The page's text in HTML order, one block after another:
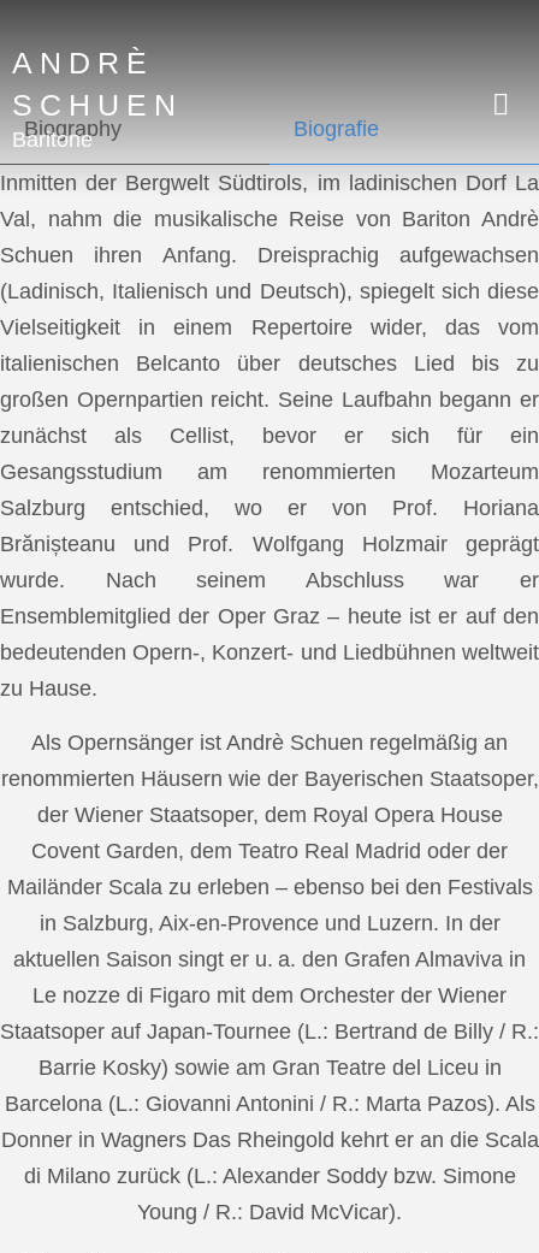
ANDRÈ
SCHUEN
Baritone
Biography Biografie
Inmitten der Bergwelt Südtirols, im ladinischen Dorf La
Val, nahm die musikalische Reise von Bariton Andrè
Schuen ihren Anfang. Dreisprachig aufgewachsen
(Ladinisch, Italienisch und Deutsch), spiegelt sich diese
Vielseitigkeit in einem Repertoire wider, das vom
italienischen Belcanto über deutsches Lied bis zu
großen Opernpartien reicht. Seine Laufbahn begann er
zunächst als Cellist, bevor er sich für ein
Gesangsstudium am renommierten Mozarteum
Salzburg entschied, wo er von Prof. Horiana
Brănișteanu und Prof. Wolfgang Holzmair geprägt
wurde. Nach seinem Abschluss war er
Ensemblemitglied der Oper Graz – heute ist er auf den
bedeutenden Opern-, Konzert- und Liedbühnen weltweit
zu Hause.
Als Opernsänger ist Andrè Schuen regelmäßig an
renommierten Häusern wie der Bayerischen Staatsoper,
der Wiener Staatsoper, dem Royal Opera House
Covent Garden, dem Teatro Real Madrid oder der
Mailänder Scala zu erleben – ebenso bei den Festivals
in Salzburg, Aix-en-Provence und Luzern. In der
aktuellen Saison singt er u. a. den Grafen Almaviva in
Le nozze di Figaro mit dem Orchester der Wiener
Staatsoper auf Japan-Tournee (L.: Bertrand de Billy / R.:
Barrie Kosky) sowie am Gran Teatre del Liceu in
Barcelona (L.: Giovanni Antonini / R.: Marta Pazos). Als
Donner in Wagners Das Rheingold kehrt er an die Scala
di Milano zurück (L.: Alexander Soddy bzw. Simone
Young / R.: David McVicar).